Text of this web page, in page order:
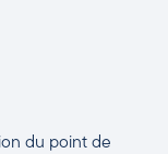
du point de